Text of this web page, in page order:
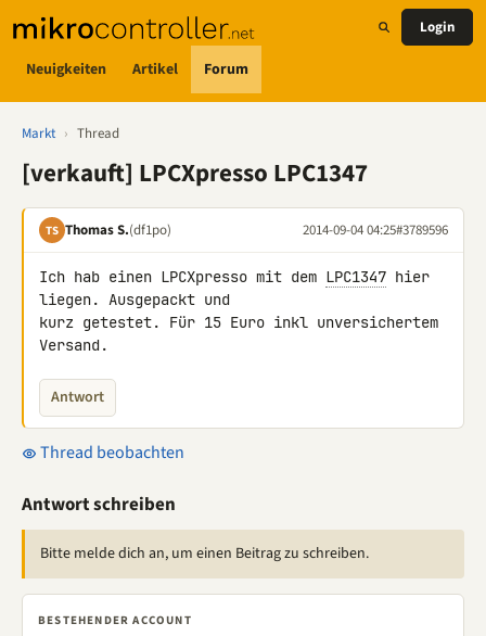
Neuigkeiten Artikel Forum
Login
Markt › Thread
[verkauft] LPCXpresso LPC1347
TS Thomas S.(df1po) 2014-09-04 04:25#3789596
Ich hab einen LPCXpresso mit dem LPC1347 hier
liegen. Ausgepackt und
kurz getestet. Für 15 Euro inkl unversichertem
Versand.
Antwort
Thread beobachten
Antwort schreiben
Bitte melde dich an, um einen Beitrag zu schreiben.
BESTEHENDER ACCOUNT